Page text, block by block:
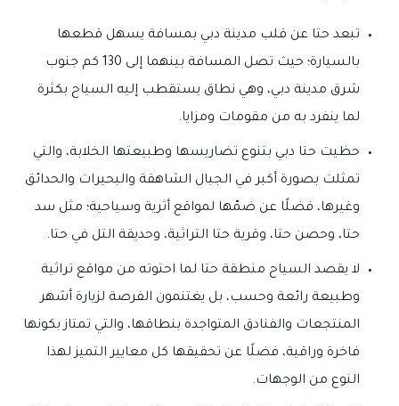
تبعد حتا عن قلب مدينة دبي بمسافة يسهل قطعها
بالسيارة؛ حيث تصل المسافة بينهما إلى 130 كم جنوب
شرق مدينة دبي، وهي نطاق يستقطب إليه السياح بكثرة
لما ينفرد به من مقومات ومزايا.
حظيت حتا دبي بتنوع تضاريسها وطبيعتها الخلابة، والتي
تمثلت بصورة أكبر في الجبال الشاهقة والبحيرات والحدائق
وغيرها، فضلًا عن ضمّها لمواقع أثرية وسياحية؛ مثل سد
حتا، وحصن حتا، وقرية حتا التراثية، وحديقة التل في حتا.
لا يقصد السياح منطقة حتا لما احتوته من مواقع تراثية
وطبيعة رائعة وحسب، بل يغتنمون الفرصة لزيارة أشهر
المنتجعات والفنادق المتواجدة بنطاقها، والتي تمتاز بكونها
فاخرة وراقية، فضلًا عن تحقيقها كل معايير التميز لهذا
النوع من الوجهات.